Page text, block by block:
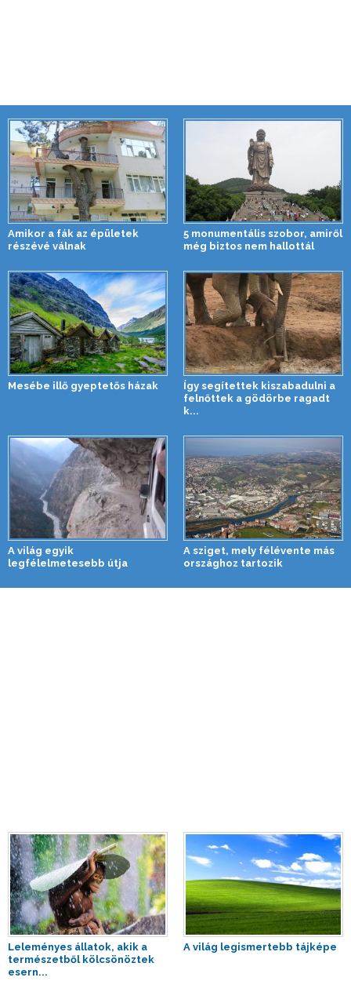
Amikor a fák az épületek
részévé válnak
5 monumentális szobor, amiről
még biztos nem hallottál
Mesébe illő gyeptetős házak
Így segítettek kiszabadulni a
felnőttek a gödörbe ragadt
k...
A világ egyik
legfélelmetesebb útja
A sziget, mely félévente más
országhoz tartozik
Leleményes állatok, akik a
természetből kölcsönöztek
esern...
A világ legismertebb tájképe